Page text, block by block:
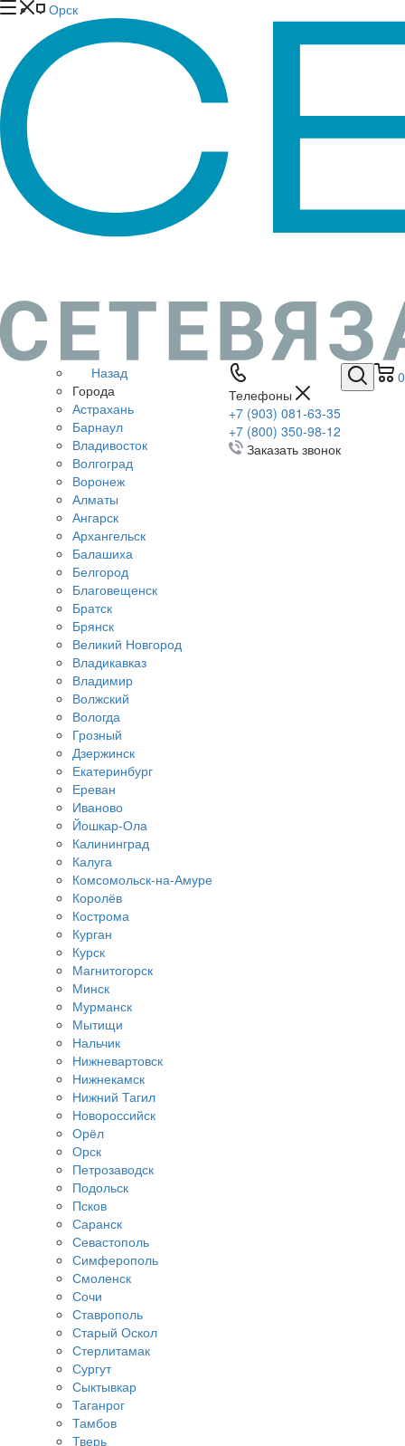
0
Телефоны
+7 (903) 081-63-35
+7 (800) 350-98-12
Заказать звонок
Орск
Назад
Города
Астрахань
Барнаул
Владивосток
Волгоград
Воронеж
Алматы
Ангарск
Архангельск
Балашиха
Белгород
Благовещенск
Братск
Брянск
Великий Новгород
Владикавказ
Владимир
Волжский
Вологда
Грозный
Дзержинск
Екатеринбург
Ереван
Иваново
Йошкар-Ола
Калининград
Калуга
Комсомольск-на-Амуре
Королёв
Кострома
Курган
Курск
Магнитогорск
Минск
Мурманск
Мытищи
Нальчик
Нижневартовск
Нижнекамск
Нижний Тагил
Новороссийск
Орёл
Орск
Петрозаводск
Подольск
Псков
Саранск
Севастополь
Симферополь
Смоленск
Сочи
Ставрополь
Старый Оскол
Стерлитамак
Сургут
Сыктывкар
Таганрог
Тамбов
Тверь